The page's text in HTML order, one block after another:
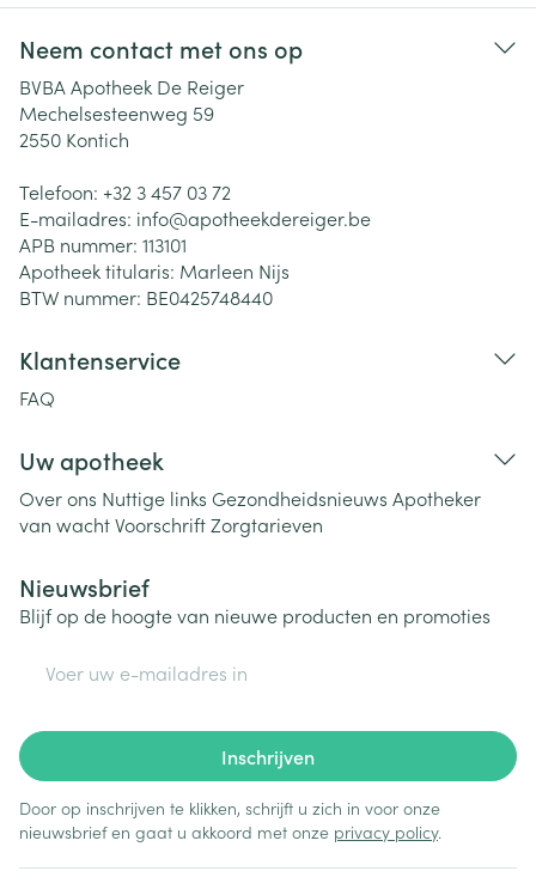
Neem contact met ons op
BVBA Apotheek De Reiger
Mechelsesteenweg 59
2550 Kontich
Telefoon: +32 3 457 03 72
E-mailadres: info@apotheekdereiger.be
APB nummer: 113101
Apotheek titularis: Marleen Nijs
BTW nummer: BE0425748440
Klantenservice
FAQ
Uw apotheek
Over ons Nuttige links Gezondheidsnieuws Apotheker
van wachtVoorschriftZorgtarieven
Nieuwsbrief
Blijf op de hoogte van nieuwe producten en promoties
Inschrijven
Door op inschrijven te klikken, schrijft u zich in voor onze
nieuwsbrief en gaat u akkoord met onze privacy policy.